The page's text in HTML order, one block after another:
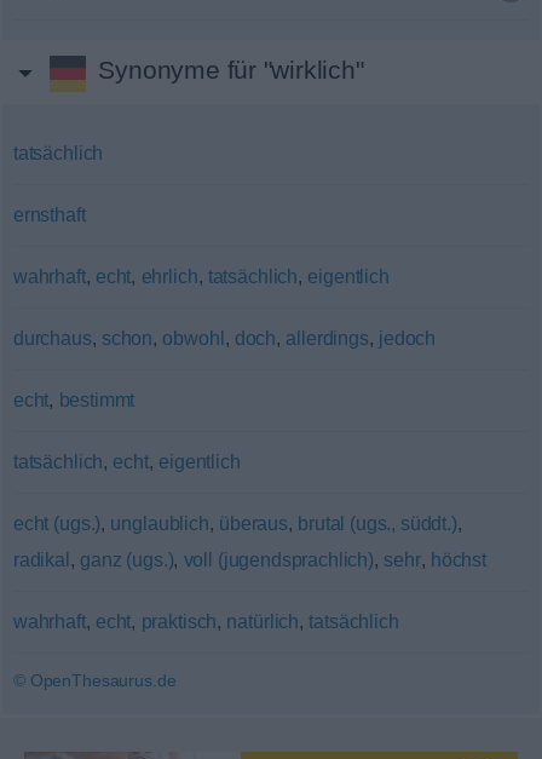
Synonyme für "wirklich"
tatsächlich
ernsthaft
wahrhaft, echt, ehrlich, tatsächlich, eigentlich
durchaus, schon, obwohl , doch, allerdings, jedoch
echt, bestimmt
tatsächlich, echt, eigentlich
echt (ugs.), unglaublich, überaus, brutal (ugs., süddt.),
radikal , ganz (ugs.), voll (jugendsprachlich), sehr, höchst
wahrhaft, echt, praktisch, natürlich,tatsächlich
© OpenThesaurus.de